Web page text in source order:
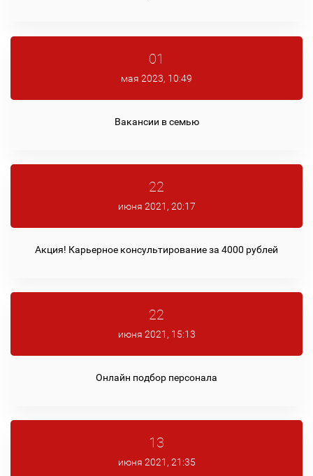
01
мая 2023, 10:49
Вакансии в семью
22
июня 2021, 20:17
Акция! Карьерное консультирование за 4000 рублей
22
июня 2021, 15:13
Онлайн подбор персонала
13
июня 2021, 21:35